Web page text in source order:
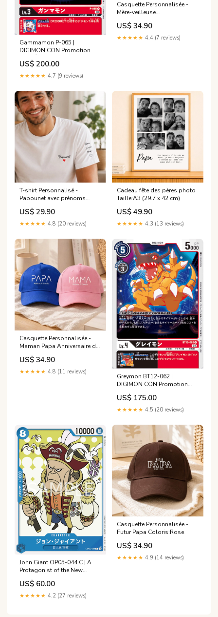
Gammamon P-065 |
DIGIMON CON Promotion
Pack État:Mint
US$ 200.00
★★★★★ 4.7 (9 reviews)
Casquette Personnalisée -
Mère-veilleuse
Personnalisation
US$ 34.90
★★★★★ 4.4 (7 reviews)
T-shirt Personnalisé -
Papounet avec prénoms
d'enfants Maman Poule
US$ 29.90
★★★★★ 4.8 (20 reviews)
Cadeau fête des pères photo
Taille:A3 (29.7 x 42 cm)
US$ 49.90
★★★★★ 4.3 (13 reviews)
Casquette Personnalisée -
Maman Papa Anniversaire de
mariage
US$ 34.90
★★★★★ 4.8 (11 reviews)
Greymon BT12-062 |
DIGIMON CON Promotion
Pack Pokémon AR
US$ 175.00
★★★★★ 4.5 (20 reviews)
John Giant OP05-044 C | A
Protagonist of the New
Generation Etat:Mint
US$ 60.00
★★★★★ 4.2 (27 reviews)
Casquette Personnalisée -
Futur Papa Coloris:Rose
US$ 34.90
★★★★★ 4.9 (14 reviews)